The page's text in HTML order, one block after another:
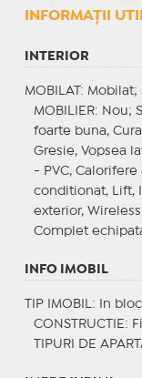
INFORMAŢII
INTERIOR
MOBILAT : Mobilat;
MOBILIER: Nou;
foarte buna,
Gresie, Vopsea
- PVC,
conditionat, Lift,
exterior,
Complet
INFO IMOBIL
TIP IMOBIL : In
CONSTRUCTIE :
TIPURI DE